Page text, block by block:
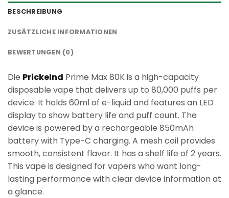
BESCHREIBUNG
ZUSÄTZLICHE INFORMATIONEN
BEWERTUNGEN (0)
Die Prickelnd Prime Max 80K is a high-capacity
disposable vape that delivers up to 80,000 puffs per
device. It holds 60ml of e-liquid and features an LED
display to show battery life and puff count. The
device is powered by a rechargeable 850mAh
battery with Type-C charging. A mesh coil provides
smooth, consistent flavor. It has a shelf life of 2 years.
This vape is designed for vapers who want long-
lasting performance with clear device information at
a glance.